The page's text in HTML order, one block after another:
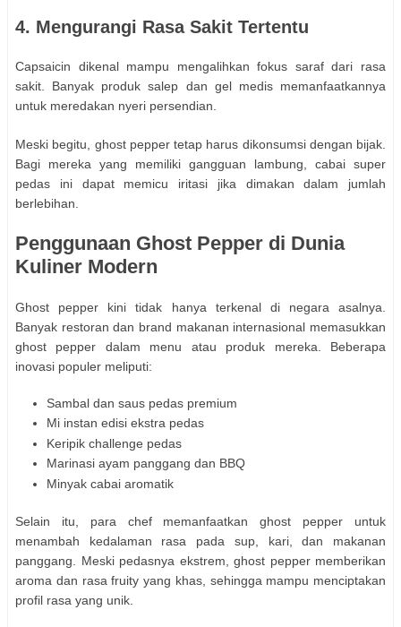
4. Mengurangi Rasa Sakit Tertentu
Capsaicin dikenal mampu mengalihkan fokus saraf dari rasa
sakit. Banyak produk salep dan gel medis memanfaatkannya
untuk meredakan nyeri persendian.
Meski begitu, ghost pepper tetap harus dikonsumsi dengan bijak.
Bagi mereka yang memiliki gangguan lambung, cabai super
pedas ini dapat memicu iritasi jika dimakan dalam jumlah
berlebihan.
Penggunaan Ghost Pepper di Dunia
Kuliner Modern
Ghost pepper kini tidak hanya terkenal di negara asalnya.
Banyak restoran dan brand makanan internasional memasukkan
ghost pepper dalam menu atau produk mereka. Beberapa
inovasi populer meliputi:
Sambal dan saus pedas premium
Mi instan edisi ekstra pedas
Keripik challenge pedas
Marinasi ayam panggang dan BBQ
Minyak cabai aromatik
Selain itu, para chef memanfaatkan ghost pepper untuk
menambah kedalaman rasa pada sup, kari, dan makanan
panggang. Meski pedasnya ekstrem, ghost pepper memberikan
aroma dan rasa fruity yang khas, sehingga mampu menciptakan
profil rasa yang unik.